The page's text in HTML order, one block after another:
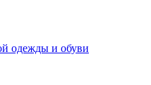
одежды и обуви